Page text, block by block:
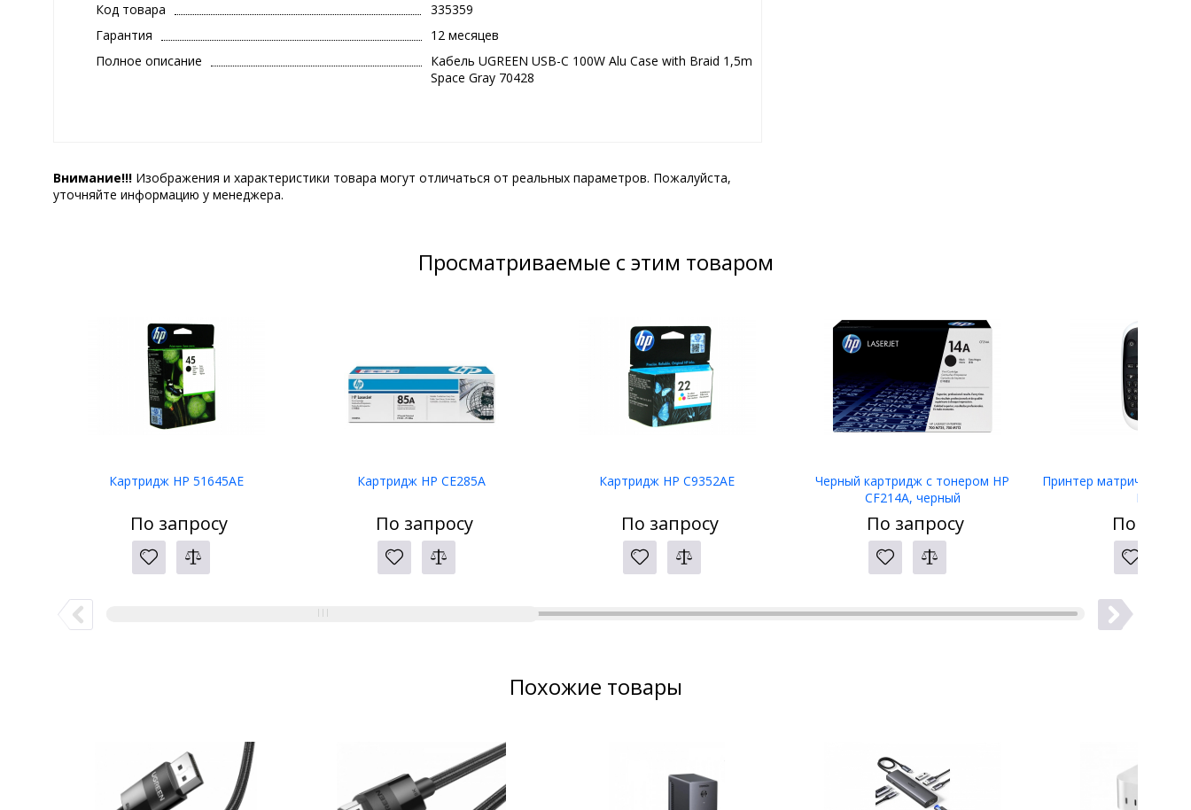
Код товара
335359
Гарантия
12 месяцев
Полное описание
Кабель UGREEN USB-C 100W Alu Case with Braid 1,5m
Space Gray 70428
Внимание!!! Изображения и характеристики товара могут отличаться от реальных параметров. Пожалуйста,
уточняйте информацию у менеджера.
Просматриваемые с этим товаром
Картридж HP 51645AE
По запросу
Картридж HP CE285A
По запросу
Картридж HP C9352AE
По запросу
Черный картридж с тонером HP
CF214A, черный
По запросу
Принтер матричный
LW-400
По
Похожие товары